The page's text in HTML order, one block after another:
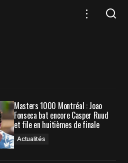
Masters 1000 Montréal : Joao
Fonseca bat encore Casper Ruud
et file en huitièmes de finale
Actualités